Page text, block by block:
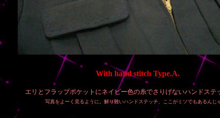
With hand stitch Type.A.
エリとフラップポケットにネイビー色の糸でさりげないハンドステ
写真をよーく見るように。解り難いハンドステッチ、ここがミソでもあるんじ